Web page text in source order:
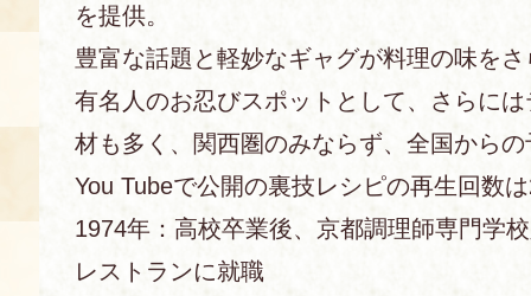
FAQ
食の海援隊・陸援隊 会員限定
展示室のご紹介
お土産コーナー
レンタル
備品リスト
空き状況・ご予約
団体向け見学・体験
を提供。
豊富な話題と軽妙なギャグが料理の味を
有名人のお忍びスポットとして、さらに
材も多く、関西圏のみならず、全国から
You Tubeで公開の裏技レシピの再生回数
1974年：高校卒業後、京都調理師専門学
レストランに就職